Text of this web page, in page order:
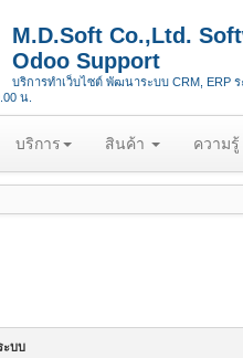
M.D.Soft Co.,Ltd.
Odoo Support
บริการทำเว็บไซต์ พัฒนาระบบ CRM, ERP
น.
บริการ สินค้า ความรู้
ะบบ